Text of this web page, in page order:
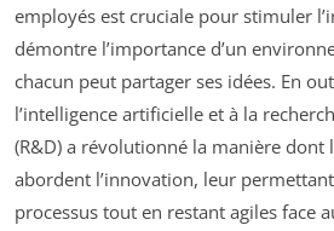
employés est cruciale pour stimuler
démontre l’importance d’un
chacun peut partager ses idées. En
l’intelligence artificielle et à la
(R&D) a révolutionné la manière dont
abordent l’innovation, leur
processus tout en restant agiles face